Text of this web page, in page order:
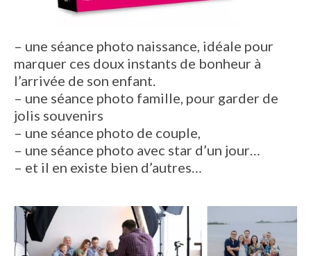
– une séance photo naissance, idéale pour
marquer ces doux instants de bonheur à
l’arrivée de son enfant.
– une séance photo famille, pour garder de
jolis souvenirs
– une séance photo de couple,
– une séance photo avec star d’un jour…
– et il en existe bien d’autres…